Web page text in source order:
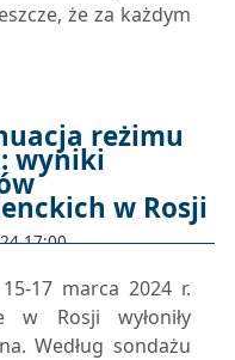
że za każdym
reżimu
wyniki
w Rosji
17:00
17 marca 2024 r.
w Rosji wyłoniły
Według sondażu